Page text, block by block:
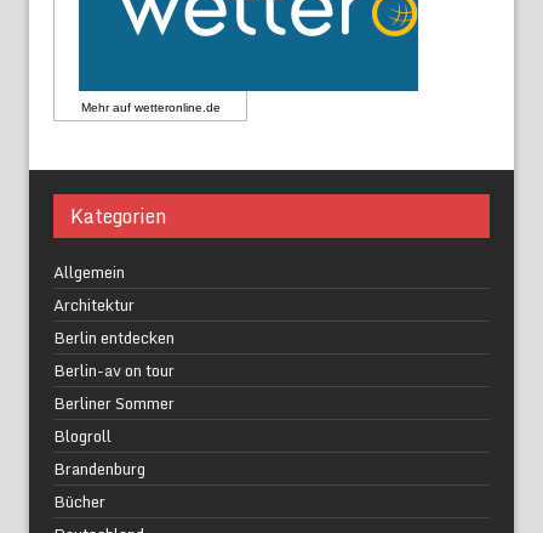
Mehr auf wetteronline.de
Kategorien
Allgemein
Architektur
Berlin entdecken
Berlin-av on tour
Berliner Sommer
Blogroll
Brandenburg
Bücher